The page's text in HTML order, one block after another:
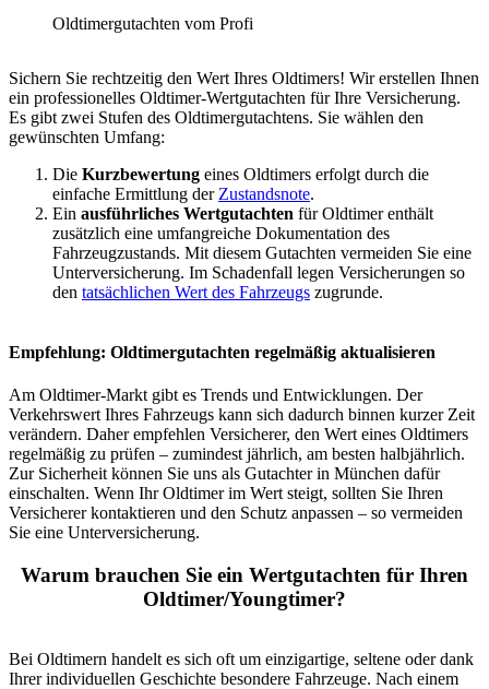
Oldtimergutachten vom Profi
Sichern Sie rechtzeitig den Wert Ihres Oldtimers! Wir erstellen Ihnen
ein professionelles Oldtimer-Wertgutachten für Ihre Versicherung.
Es gibt zwei Stufen des Oldtimergutachtens. Sie wählen den
gewünschten Umfang:
Die Kurzbewertung eines Oldtimers erfolgt durch die
einfache Ermittlung der Zustandsnote.
Ein ausführliches Wertgutachten für Oldtimer enthält
zusätzlich eine umfangreiche Dokumentation des
Fahrzeugzustands. Mit diesem Gutachten vermeiden Sie eine
Unterversicherung. Im Schadenfall legen Versicherungen so
den tatsächlichen Wert des Fahrzeugs zugrunde.
Empfehlung: Oldtimergutachten regelmäßig aktualisieren
Am Oldtimer-Markt gibt es Trends und Entwicklungen. Der
Verkehrswert Ihres Fahrzeugs kann sich dadurch binnen kurzer Zeit
verändern. Daher empfehlen Versicherer, den Wert eines Oldtimers
regelmäßig zu prüfen – zumindest jährlich, am besten halbjährlich.
Zur Sicherheit können Sie uns als Gutachter in München dafür
einschalten. Wenn Ihr Oldtimer im Wert steigt, sollten Sie Ihren
Versicherer kontaktieren und den Schutz anpassen – so vermeiden
Sie eine Unterversicherung.
Warum brauchen Sie ein Wertgutachten für Ihren
Oldtimer/Youngtimer?
Bei Oldtimern handelt es sich oft um einzigartige, seltene oder dank
Ihrer individuellen Geschichte besondere Fahrzeuge. Nach einem